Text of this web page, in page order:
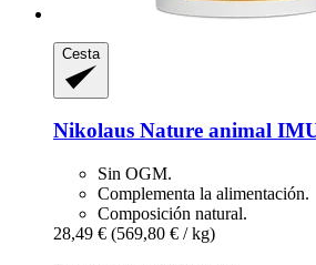
Cesta
Nikolaus Nature animal
Sin OGM.
Complementa la alimentación.
Composición natural.
28,49 € (569,80 € / kg)